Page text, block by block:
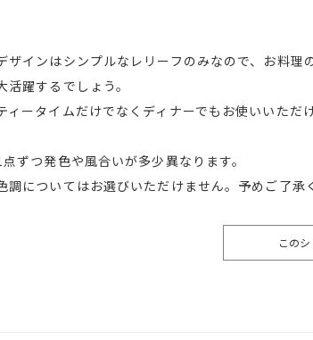
ザインはシンプルなレリーフのみなので、お料
活躍するでしょう。
ィータイムだけでなくディナーでもお使いいただ
点ずつ発色や風合いが多少異なります。
調についてはお選びいただけません。予めご了承
この